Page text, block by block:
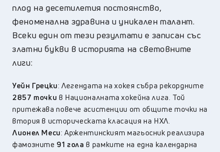
плод на десетилетия постоянство,
феноменална здравина и уникален талант.
Всеки един от тези резултати е записан със
златни букви в историята на световните
лиги:
Уейн Грецки: Легендата на хокея събра рекордните
2857 точки в Националната хокейна лига. Той
притежава повече асистенции от общите точки на
втория в историческата класация на НХЛ.
Лионел Меси: Аржентинският магьосник реализира
фамозните 91 гола в рамките на една календарна